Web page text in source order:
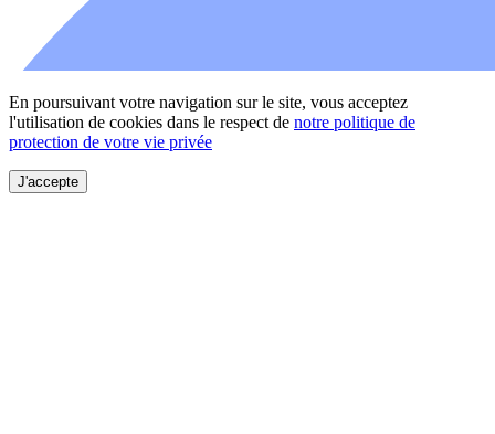
En poursuivant votre navigation sur le site, vous acceptez
l'utilisation de cookies dans le respect de notre politique de
protection de votre vie privée
J'accepte